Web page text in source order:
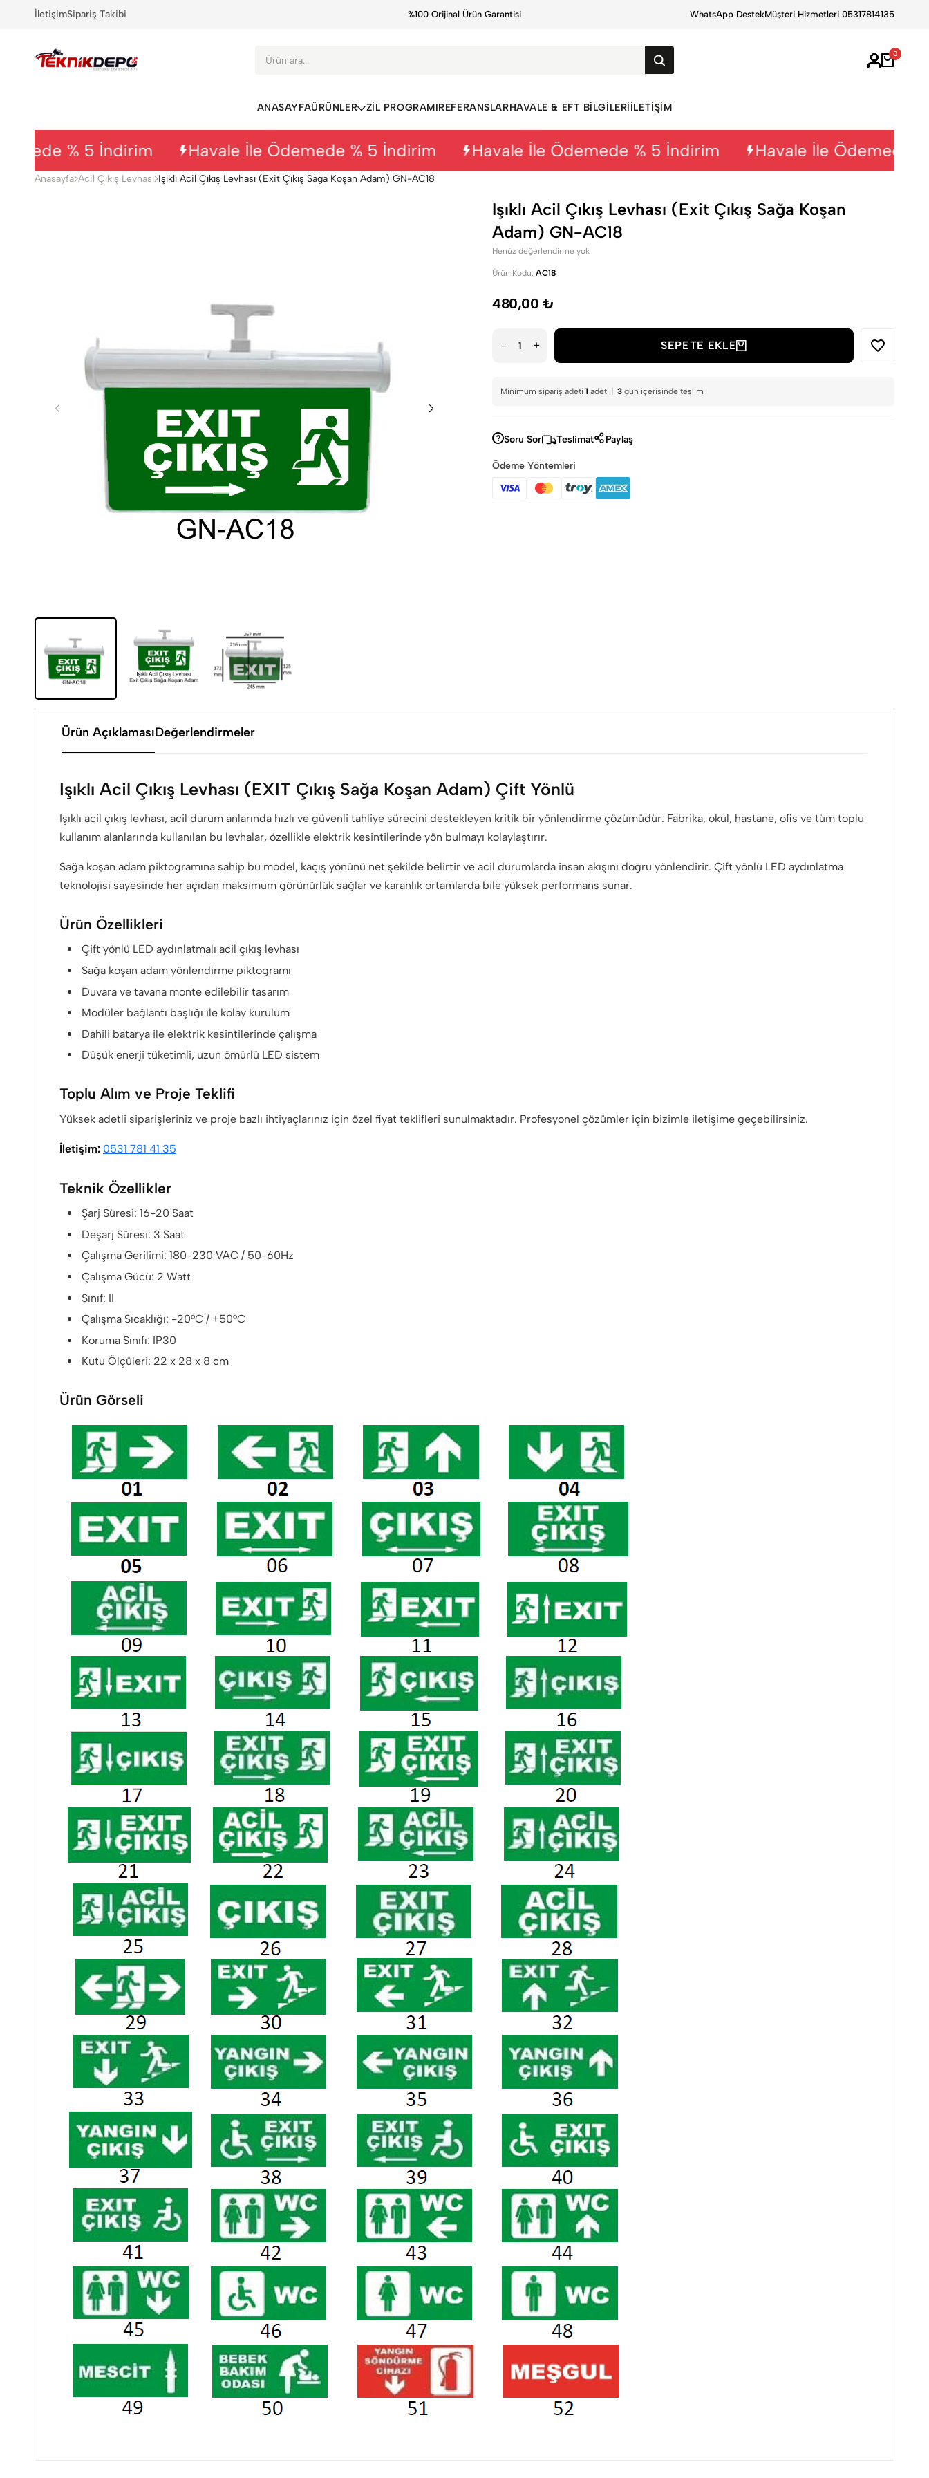
İletişimSipariş Takibi %100 Orijinal Ürün Garantisi Aynı Gün Kargo
WhatsApp DestekMüşteri Hizmetleri 05317814135
0
ANASAYFAÜRÜNLER ZIL PROGRAMIREFERANSLARHAVALE & EFT BILGILERIİLETIŞIM
% 5 İndirim Havale İle Ödemede % 5 İndirim Havale İle Ödemede % 5 İndirim Havale İle Ödemede % 5
Anasayfa Acil Çıkış Levhası Işıklı Acil Çıkış Levhası (Exit Çıkış Sağa Koşan Adam) GN-AC18
Işıklı Acil Çıkış Levhası (Exit Çıkış Sağa Koşan
Adam) GN-AC18
Henüz değerlendirme yok
Ürün Kodu: AC18
480,00 ₺
- + SEPETE EKLE
Minimum sipariş adeti 1 adet | 3 gün içerisinde teslim
Soru Sor Teslimat Paylaş
Ödeme Yöntemleri
Ürün AçıklamasıDeğerlendirmeler
Işıklı Acil Çıkış Levhası (EXIT Çıkış Sağa Koşan Adam) Çift Yönlü
Işıklı acil çıkış levhası, acil durum anlarında hızlı ve güvenli tahliye sürecini destekleyen kritik bir yönlendirme çözümüdür. Fabrika, okul, hastane, ofis ve tüm toplu
kullanım alanlarında kullanılan bu levhalar, özellikle elektrik kesintilerinde yön bulmayı kolaylaştırır.
Sağa koşan adam piktogramına sahip bu model, kaçış yönünü net şekilde belirtir ve acil durumlarda insan akışını doğru yönlendirir. Çift yönlü LED aydınlatma
teknolojisi sayesinde her açıdan maksimum görünürlük sağlar ve karanlık ortamlarda bile yüksek performans sunar.
Ürün Özellikleri
Çift yönlü LED aydınlatmalı acil çıkış levhası
Sağa koşan adam yönlendirme piktogramı
Duvara ve tavana monte edilebilir tasarım
Modüler bağlantı başlığı ile kolay kurulum
Dahili batarya ile elektrik kesintilerinde çalışma
Düşük enerji tüketimli, uzun ömürlü LED sistem
Toplu Alım ve Proje Teklifi
Yüksek adetli siparişleriniz ve proje bazlı ihtiyaçlarınız için özel fiyat teklifleri sunulmaktadır. Profesyonel çözümler için bizimle iletişime geçebilirsiniz.
İletişim: 0531 781 41 35
Teknik Özellikler
Şarj Süresi: 16-20 Saat
Deşarj Süresi: 3 Saat
Çalışma Gerilimi: 180-230 VAC / 50-60Hz
Çalışma Gücü: 2 Watt
Sınıf: II
Çalışma Sıcaklığı: -20°C / +50°C
Koruma Sınıfı: IP30
Kutu Ölçüleri: 22 x 28 x 8 cm
Ürün Görseli